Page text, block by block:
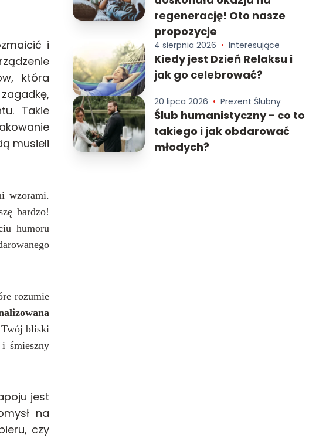
i
która
Takie
musieli
wzorami.
bardzo!
humoru
rozumie
Twój bliski
śmieszny
jest
na
czy
regenerację! Oto nasze
propozycje
4 sierpnia 2026 • Interesujące
Kiedy jest Dzień Relaksu i
jak go celebrować?
20 lipca 2026 • Prezent Ślubny
Ślub humanistyczny - co to
takiego i jak obdarować
młodych?